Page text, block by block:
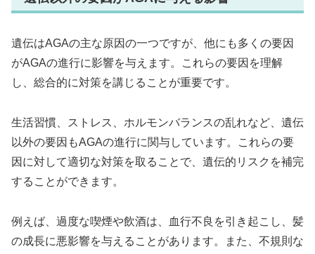
遺伝はAGAの主な原因の一つですが、他にも多くの要因
がAGAの進行に影響を与えます。これらの要因を理解
し、総合的に対策を講じることが重要です。
生活習慣、ストレス、ホルモンバランスの乱れなど、遺伝
以外の要因もAGAの進行に関与しています。これらの要
因に対して適切な対策を取ることで、遺伝的リスクを補完
することができます。
例えば、過度な喫煙や飲酒は、血行不良を引き起こし、髪
の成長に悪影響を与えることがあります。また、不規則な